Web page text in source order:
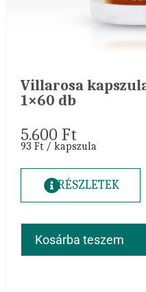
Villarosa
1×60 db
5.600 Ft
93 Ft / kapszula
RÉSZLETEK
Kosárba teszem